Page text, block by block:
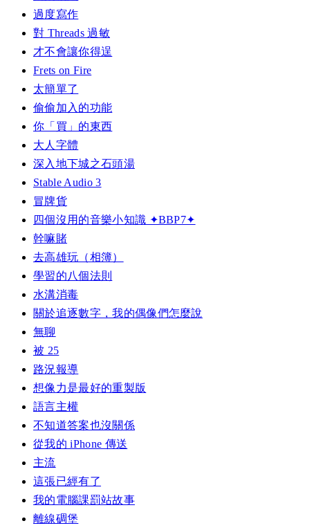
過度寫作
對 Threads 過敏
才不會讓你得逞
Frets on Fire
太簡單了
偷偷加入的功能
你「買」的東西
大人字體
深入地下城之石頭湯
Stable Audio 3
冒牌貨
四個沒用的音樂小知識 ✦BBP7✦
幹嘛賭
去高雄玩（相簿）
學習的八個法則
水溝消毒
關於追逐數字，我的偶像們怎麼說
無聊
被 25
路況報導
想像力是最好的重製版
語言主權
不知道答案也沒關係
從我的 iPhone 傳送
主流
這張已經有了
我的電腦課罰站故事
離線碉堡